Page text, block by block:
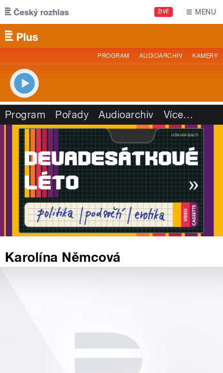
Přejít k hlavnímu obsahu
ŽIVĚ MENU
PROGRAM AUDIOARCHIV KAMERY
Program Pořady Audioarchiv Více…
Karolína Němcová